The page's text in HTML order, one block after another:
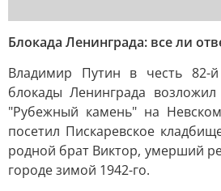
Блокада Ленинграда: все ли
Владимир Путин в честь 82-
блокады Ленинграда
"Рубежный камень" на
посетил Пискаревское
родной брат Виктор, умерший
городе зимой 1942-го.